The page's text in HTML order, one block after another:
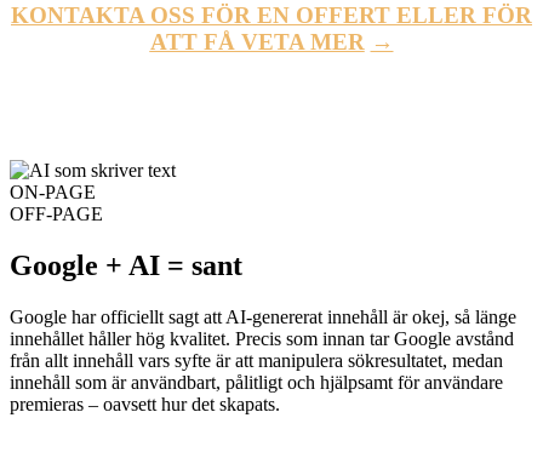
KONTAKTA OSS FÖR EN OFFERT ELLER FÖR
ATT FÅ VETA MER →
ON-PAGE
OFF-PAGE
Google + AI = sant
Google har officiellt sagt att AI-genererat innehåll är okej, så länge
innehållet håller hög kvalitet. Precis som innan tar Google avstånd
från allt innehåll vars syfte är att manipulera sökresultatet, medan
innehåll som är användbart, pålitligt och hjälpsamt för användare
premieras – oavsett hur det skapats.